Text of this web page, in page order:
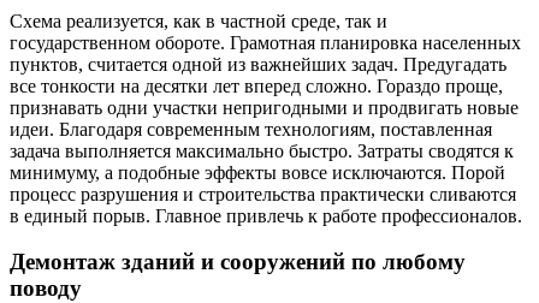
Схема реализуется, как в частной среде, так и
государственном обороте. Грамотная планировка населенных
пунктов, считается одной из важнейших задач. Предугадать
все тонкости на десятки лет вперед сложно. Гораздо проще,
признавать одни участки непригодными и продвигать новые
идеи. Благодаря современным технологиям, поставленная
задача выполняется максимально быстро. Затраты сводятся к
минимуму, а подобные эффекты вовсе исключаются. Порой
процесс разрушения и строительства практически сливаются
в единый порыв. Главное привлечь к работе профессионалов.
Демонтаж зданий и сооружений по любому
поводу